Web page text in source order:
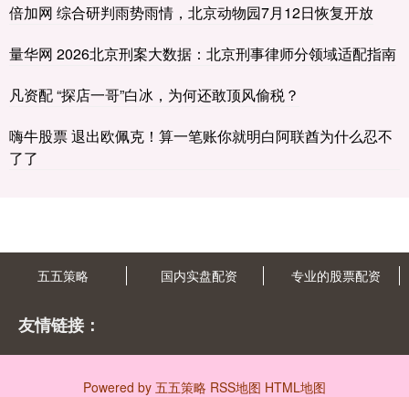
倍加网 综合研判雨势雨情，北京动物园7月12日恢复开放
量华网 2026北京刑案大数据：北京刑事律师分领域适配指南
凡资配 “探店一哥”白冰，为何还敢顶风偷税？
嗨牛股票 退出欧佩克！算一笔账你就明白阿联酋为什么忍不
了了
五五策略 国内实盘配资 专业的股票配资
友情链接：
Powered by 五五策略 RSS地图 HTML地图